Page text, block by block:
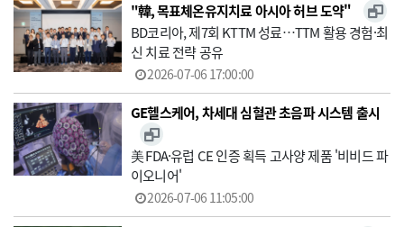
"韓, 목표체온유지치료 아시아 허브 도약"
BD코리아, 제7회 KTTM 성료…TTM 활용 경험·최
신 치료 전략 공유
2026-07-06 17:00:00
GE헬스케어, 차세대 심혈관 초음파 시스템 출시
美 FDA·유럽 CE 인증 획득 고사양 제품 '비비드 파
이오니어'
2026-07-06 11:05:00